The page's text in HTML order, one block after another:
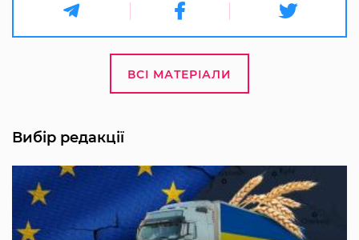
ВСІ МАТЕРІАЛИ
Вибір редакції